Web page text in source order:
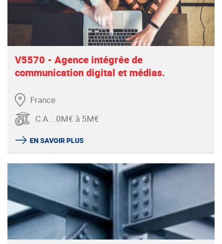
Provence-Alpes-Côte d'Azur
RECHERCHER
V5570 - Agence intégrée de
communication digital et médias.
France
C.A. : 0M€ à 5M€
EN SAVOIR PLUS